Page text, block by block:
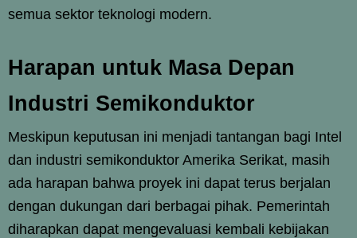
semua sektor teknologi modern.
Harapan untuk Masa Depan
Industri Semikonduktor
Meskipun keputusan ini menjadi tantangan bagi Intel
dan industri semikonduktor Amerika Serikat, masih
ada harapan bahwa proyek ini dapat terus berjalan
dengan dukungan dari berbagai pihak. Pemerintah
diharapkan dapat mengevaluasi kembali kebijakan